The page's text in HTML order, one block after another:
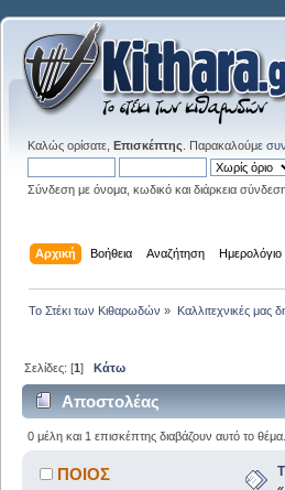
Καλώς ορίσατε, Επισκέπτης . Παρακαλούμε
Σύνδεση με όνομα, κωδικό και διάρκεια
Αρχική Βοήθεια Αναζήτηση Ημερολόγιο
Το Στέκι των Κιθαρωδών » Καλλιτεχνικές μας
Σελίδες: [1]Κάτω
Αποστολέας
0 μέλη και 1 επισκέπτης διαβάζουν αυτό το θέμα.
ΠΟΙΟΣ